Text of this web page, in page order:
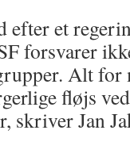
efter et
forsvarer
Alt for
fløjs
skriver Jan